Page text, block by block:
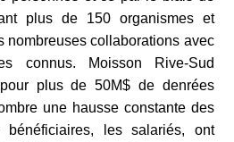
plus de 150 organismes et
nombreuses collaborations avec
connus. Moisson Rive-Sud
plus de 50M$ de denrées
une hausse constante des
bénéficiaires, les salariés, ont